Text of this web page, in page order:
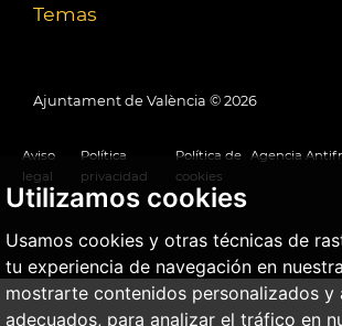
Utilizamos cookies
Usamos cookies y otras técnicas de
tu experiencia de navegación en
mostrarte contenidos personalizados y
adecuados, para analizar el tráfico en
Temas
Ajuntament de València © 2026
Aviso
legal
Política
privacidad
Política de
cookies
Agencia